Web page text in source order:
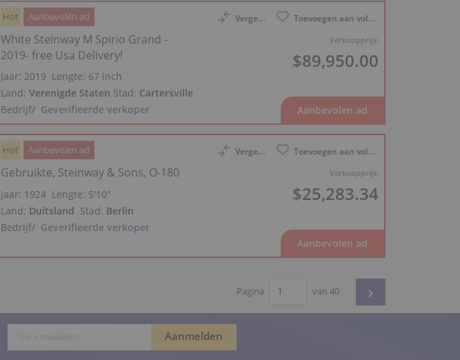
Vergelijk Toevoegen aan volglijst
Verkoopprijs:
$89,950.00
Hot Aanbevolen ad
White Steinway M Spirio Grand -
2019- free Usa Delivery!
Jaar: 2019 Lengte: 67 inch
Land:Verenigde Staten Stad: Cartersville
Bedrijf/ Geverifieerde verkoper
Vergelijk Toevoegen aan volglijst
Verkoopprijs:
$25,283.34
Hot Aanbevolen ad
Gebruikte, Steinway & Sons, O-180
Jaar: 1924 Lengte: 5′10″
Land: Duitsland Stad: Berlin
Bedrijf/ Geverifieerde verkoper
Pagina van 40 ›